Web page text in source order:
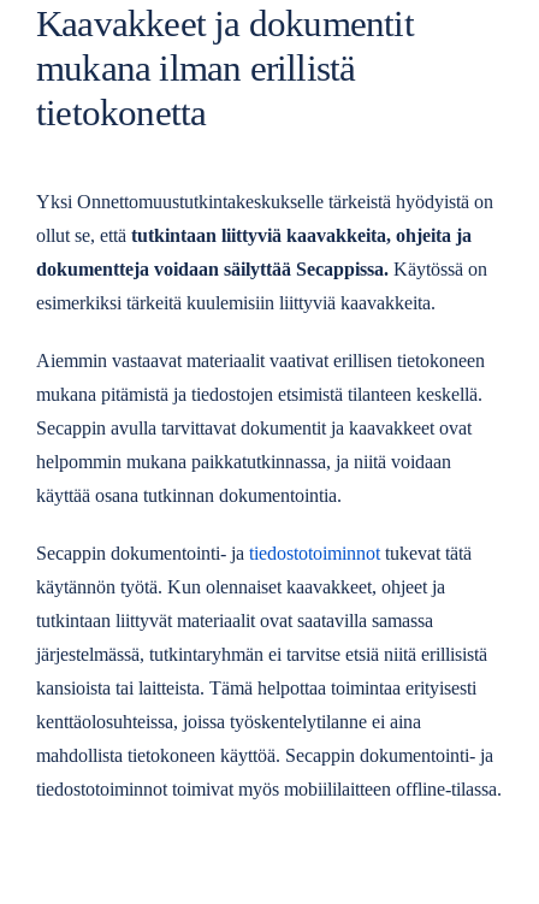
Kaavakkeet ja dokumentit
mukana ilman erillistä
tietokonetta
Yksi Onnettomuustutkintakeskukselle tärkeistä hyödyistä on
ollut se, että tutkintaan liittyviä kaavakkeita, ohjeita ja
dokumentteja voidaan säilyttää Secappissa.Käytössä on
esimerkiksi tärkeitä kuulemisiin liittyviä kaavakkeita.
Aiemmin vastaavat materiaalit vaativat erillisen tietokoneen
mukana pitämistä ja tiedostojen etsimistä tilanteen keskellä.
Secappin avulla tarvittavat dokumentit ja kaavakkeet ovat
helpommin mukana paikkatutkinnassa, ja niitä voidaan
käyttää osana tutkinnan dokumentointia.
Secappin dokumentointi- ja tiedostotoiminnottukevat tätä
käytännön työtä. Kun olennaiset kaavakkeet, ohjeet ja
tutkintaan liittyvät materiaalit ovat saatavilla samassa
järjestelmässä, tutkintaryhmän ei tarvitse etsiä niitä erillisistä
kansioista tai laitteista. Tämä helpottaa toimintaa erityisesti
kenttäolosuhteissa, joissa työskentelytilanne ei aina
mahdollista tietokoneen käyttöä. Secappin dokumentointi- ja
tiedostotoiminnot toimivat myös mobiililaitteen offline-tilassa.